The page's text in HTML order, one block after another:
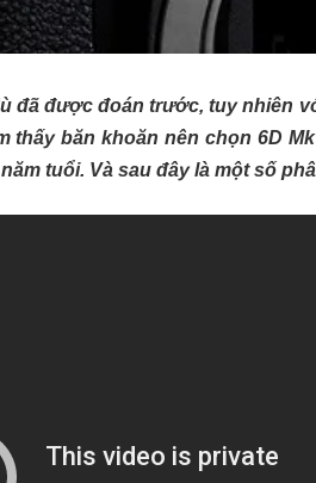
đã được đoán trước, tuy nhiên
thấy băn khoăn nên chọn 6D
tuổi. Và sau đây là một số